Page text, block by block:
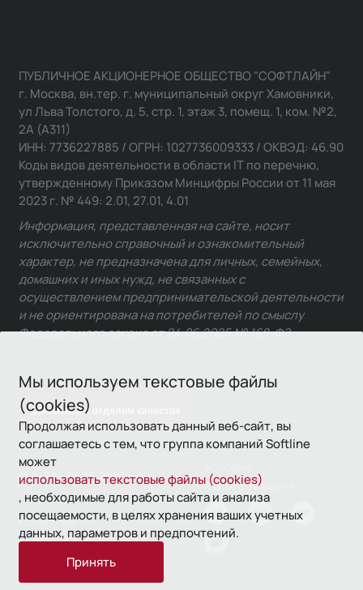
Мы используем текстовые файлы
(cookies)
Продолжая использовать данный веб-сайт, вы
соглашаетесь с тем, что группа компаний Softline
может
использовать текстовые файлы (cookies)
, необходимые для работы сайта и анализа
посещаемости, в целях хранения ваших учетных
данных, параметров и предпочтений.
Принять
Связаться с отделом качества
ПУБЛИЧНОЕ АКЦИОНЕРНОЕ ОБЩЕСТВО "СОФТЛАЙН"
г. Москва, вн.тер. г. муниципальный округ Хамовники,
ул Льва Толстого, д. 5, стр. 1, этаж 3, помещ. 1, ком. №2,
2А (А311)
ИНН: 7736227885 / ОГРН: 1027736009333 / ОКВЭД: 46.90
Коды видов деятельности в области IT по перечню,
утвержденному Приказом Минцифры России от 11 мая
2023 г. № 449: 2.01, 27.01, 4.01
Информация, представленная на сайте, носит
исключительно справочный и ознакомительный
характер, не предназначена для личных, семейных,
домашних и иных нужд, не связанных с
осуществлением предпринимательской деятельности
и не ориентирована на потребителей по смыслу
Федерального закона от 24.06.2025 № 168-ФЗ.
© 1993—2026 Softline
использования
Политика
конфиденциальности